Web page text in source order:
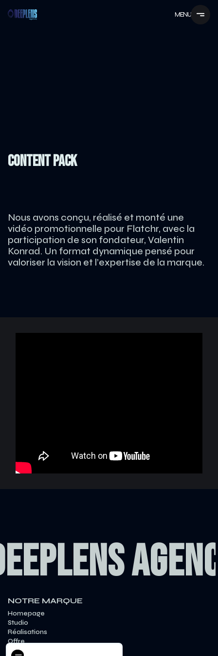
MENU
CONTENT PACK
Nous avons conçu, réalisé et monté une
vidéo promotionnelle pour Flatchr, avec la
participation de son fondateur, Valentin
Konrad. Un format dynamique pensé pour
valoriser la vision et l’expertise de la marque.
NOTRE MARQUE
Homepage
Studio
Réalisations
Offre
Équipe